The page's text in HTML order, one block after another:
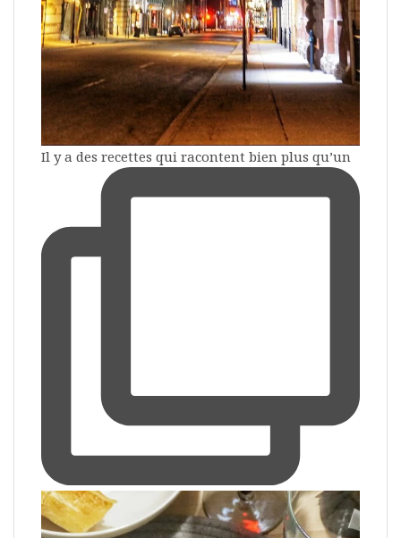
Il y a des recettes qui racontent bien plus qu’un